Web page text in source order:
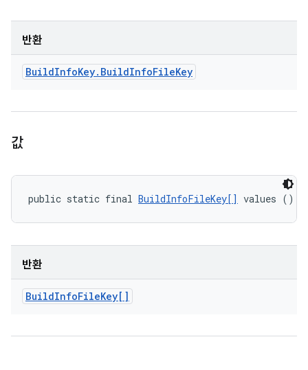
반환
BuildInfoKey. BuildInfoFileKey
값
public static final BuildInfoFileKey[] values ()
반환
BuildInfoFileKey[]